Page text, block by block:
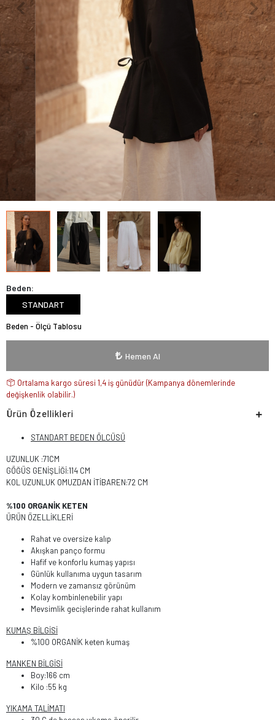
Beden:
STANDART
Beden - Ölçü Tablosu
Hemen Al
Ortalama kargo süresi 1,4 iş günüdür (Kampanya dönemlerinde
değişkenlik olabilir.)
Ürün Özellikleri
STANDART BEDEN ÖLCÜSÜ
UZUNLUK :71CM
GÖĞÜS GENİŞLİĞİ:114 CM
KOL UZUNLUK OMUZDAN İTİBAREN:72 CM
%100 ORGANİK KETEN
ÜRÜN ÖZELLİKLERİ
Rahat ve oversize kalıp
Akışkan panço formu
Hafif ve konforlu kumaş yapısı
Günlük kullanıma uygun tasarım
Modern ve zamansız görünüm
Kolay kombinlenebilir yapı
Mevsimlik gecişlerinde rahat kullanım
KUMAŞ BİLGİSİ
%100 ORGANİK keten kumaş
MANKEN BİLGİSİ
Boy:166 cm
Kilo :55 kg
YIKAMA TALİMATI